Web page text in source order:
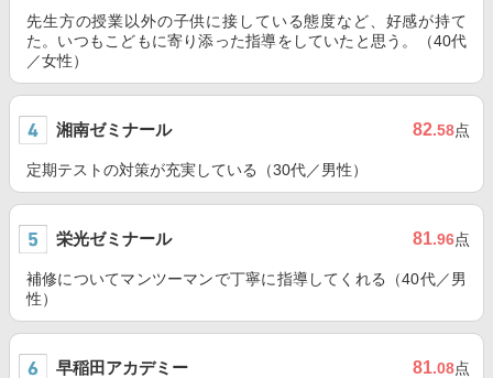
先生方の授業以外の子供に接している態度など、好感が持て
た。いつもこどもに寄り添った指導をしていたと思う。（40代
／女性）
湘南ゼミナール 82.58点
定期テストの対策が充実している（30代／男性）
栄光ゼミナール 81.96点
補修についてマンツーマンで丁寧に指導してくれる（40代／男
性）
早稲田アカデミー 81.08点